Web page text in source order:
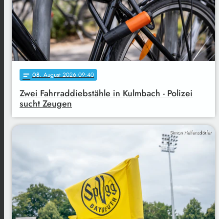
notes 08. August 2026 09:40
Zwei Fahrraddiebstähle in Kulmbach - Polizei
sucht Zeugen
Simon Helfensdörfer